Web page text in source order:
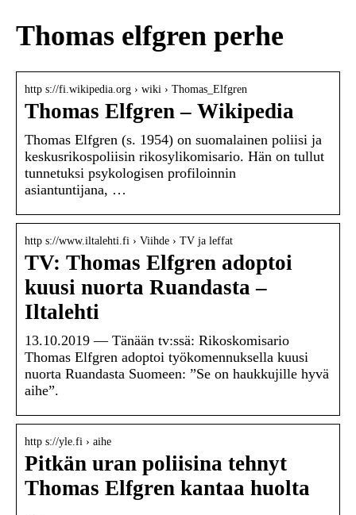
Thomas elfgren perhe
http s://fi.wikipedia.org › wiki › Thomas_Elfgren
Thomas Elfgren – Wikipedia
Thomas Elfgren (s. 1954) on suomalainen poliisi ja
keskusrikospoliisin rikosylikomisario. Hän on tullut
tunnetuksi psykologisen profiloinnin
asiantuntijana, …
http s://www.iltalehti.fi › Viihde › TV ja leffat
TV: Thomas Elfgren adoptoi
kuusi nuorta Ruandasta –
Iltalehti
13.10.2019 — Tänään tv:ssä: Rikoskomisario
Thomas Elfgren adoptoi työkomennuksella kuusi
nuorta Ruandasta Suomeen: ”Se on haukkujille hyvä
aihe”.
http s://yle.fi › aihe
Pitkän uran poliisina tehnyt
Thomas Elfgren kantaa huolta